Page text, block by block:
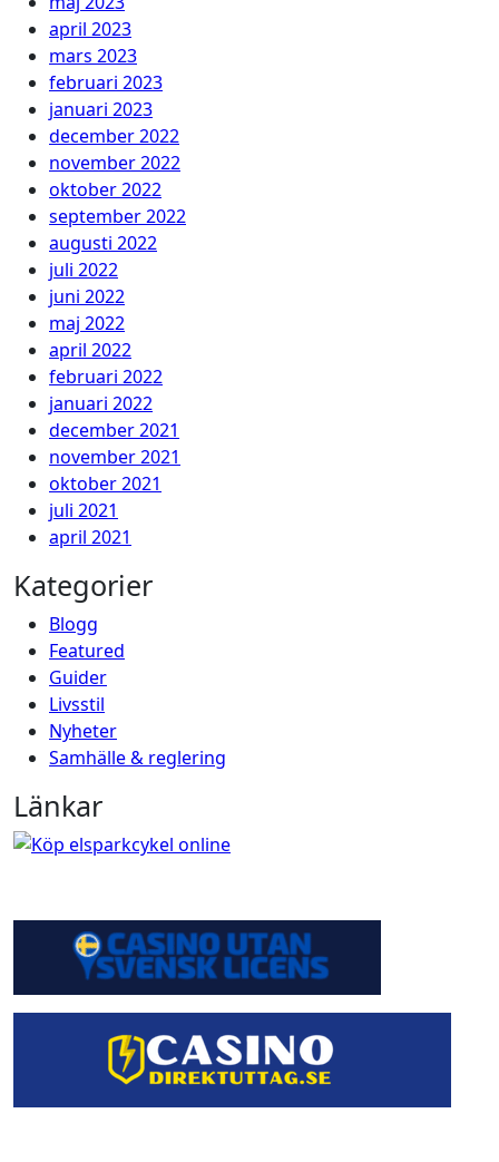
april 2023
mars 2023
februari 2023
januari 2023
december 2022
november 2022
oktober 2022
september 2022
augusti 2022
juli 2022
juni 2022
maj 2022
april 2022
februari 2022
januari 2022
december 2021
november 2021
oktober 2021
juli 2021
april 2021
Kategorier
Blogg
Featured
Guider
Livsstil
Nyheter
Samhälle & reglering
Länkar